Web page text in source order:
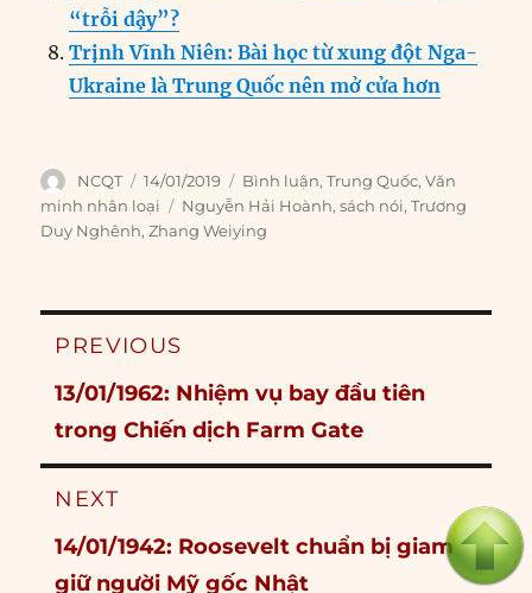
“trỗi dậy”?
Trịnh Vĩnh Niên: Bài học từ xung đột Nga-
Ukraine là Trung Quốc nên mở cửa hơn
Author
NCQT
Posted
on
14/01/2019 Categories
Bình luận,Trung Quốc,Văn
minh nhân loại
Tags
Nguyễn Hải Hoành,sách nói,Trương
Duy Nghênh,Zhang Weiying
Post
PREVIOUS
Previous
post:
13/01/1962: Nhiệm vụ bay đầu tiên
trong Chiến dịch Farm Gate
NEXT
Next
post:
14/01/1942: Roosevelt chuẩn bị giam
giữ người Mỹ gốc Nhật